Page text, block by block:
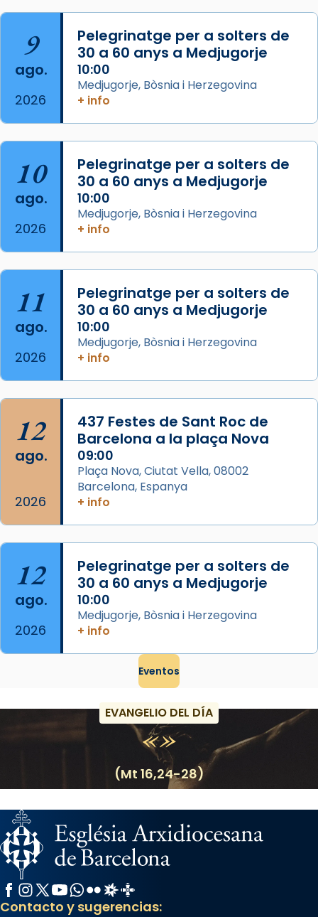
L’arquebisbe de Barcelona, el cardenal Joan
Josep Omella, ha presidit la missa i l’ha
concelebrat el bisbe auxiliar de Barcelona,
Mons. David Abadías.
📸 Dr. G. Simón
Foto
Arquebisbat de Barcelona
2 weeks ago
Memòria de les santes Juliana i
Acompanyant la història de sant Cugat, a
partir de l’Edat Mitjana sorgeix la tradició
que les santes Juliana (“relatiu a Júlia”) i
Semproniana (“relatiu a Semprònia =
eterna”) són deixebles seves. I l’any 1667, el
frare Joan Gaspar Roig, afirma en una obra
que les santes són filles de l’antiga Iluro.
Mataró en reivindicarà les relíq
Foto
View on Facebook · Share
9
ago.
2026
Pelegrinatge per a solters de
30 a 60 anys a Medjugorje
10:00
Medjugorje, Bòsnia i Herzegovina
+ info
10
ago.
2026
Pelegrinatge per a solters de
30 a 60 anys a Medjugorje
10:00
Medjugorje, Bòsnia i Herzegovina
+ info
11
ago.
2026
Pelegrinatge per a solters de
30 a 60 anys a Medjugorje
10:00
Medjugorje, Bòsnia i Herzegovina
+ info
12
ago.
2026
437 Festes de Sant Roc de
Barcelona a la plaça Nova
09:00
Plaça Nova, Ciutat Vella, 08002
Barcelona, Espanya
+ info
12
ago.
2026
Pelegrinatge per a solters de
30 a 60 anys a Medjugorje
10:00
Medjugorje, Bòsnia i Herzegovina
+ info
Eventos
EVANGELIO DEL DÍA
(Mt 16,24-28)
Facebook
Instagram
X / Twitter
YouTube
WhatsApp
FlickrRadio Estel
Catalunya Cristiana
Contacto y sugerencias: